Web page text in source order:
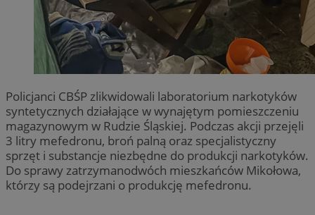
Policjanci CBŚP zlikwidowali laboratorium narkotyków
syntetycznych działające w wynajętym pomieszczeniu
magazynowym w Rudzie Śląskiej. Podczas akcji przejęli
3 litry mefedronu, broń palną oraz specjalistyczny
sprzęt i substancje niezbędne do produkcji narkotyków.
Do sprawy zatrzymanodwóch mieszkańców Mikołowa,
którzy są podejrzani o produkcję mefedronu.